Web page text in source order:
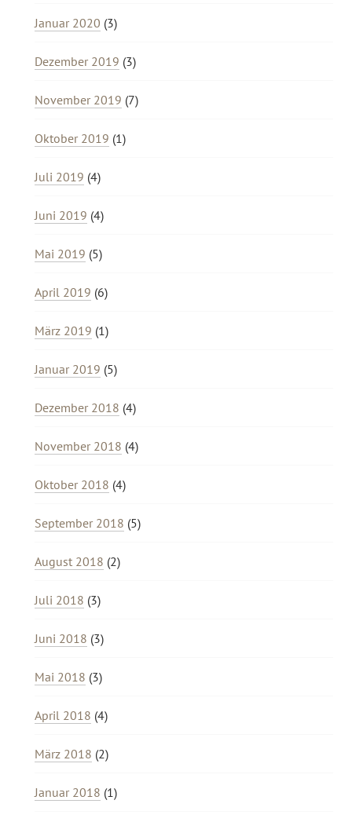
Januar 2020 (3)
Dezember 2019 (3)
November 2019 (7)
Oktober 2019 (1)
Juli 2019 (4)
Juni 2019 (4)
Mai 2019 (5)
April 2019 (6)
März 2019 (1)
Januar 2019 (5)
Dezember 2018 (4)
November 2018 (4)
Oktober 2018 (4)
September 2018 (5)
August 2018 (2)
Juli 2018 (3)
Juni 2018 (3)
Mai 2018 (3)
April 2018 (4)
März 2018 (2)
Januar 2018 (1)